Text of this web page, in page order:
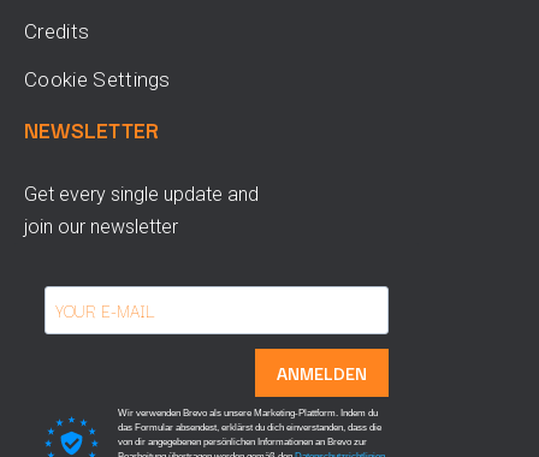
Credits
Cookie Settings
NEWSLETTER
Get every single update and
join our newsletter
ANMELDEN
Wir verwenden Brevo als unsere Marketing-Plattform. Indem du
das Formular absendest, erklärst du dich einverstanden, dass die
von dir angegebenen persönlichen Informationen an Brevo zur